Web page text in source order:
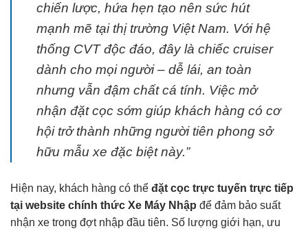
chiến lược, hứa hẹn tạo nên sức hút
mạnh mẽ tại thị trường Việt Nam. Với hệ
thống CVT độc đáo, đây là chiếc cruiser
dành cho mọi người – dễ lái, an toàn
nhưng vẫn đậm chất cá tính. Việc mở
nhận đặt cọc sớm giúp khách hàng có cơ
hội trở thành những người tiên phong sở
hữu mẫu xe đặc biệt này.”
Hiện nay, khách hàng có thể đặt cọc trực tuyến trực tiếp
tại website chính thức Xe Máy Nhập để đảm bảo suất
nhận xe trong đợt nhập đầu tiên. Số lượng giới hạn, ưu